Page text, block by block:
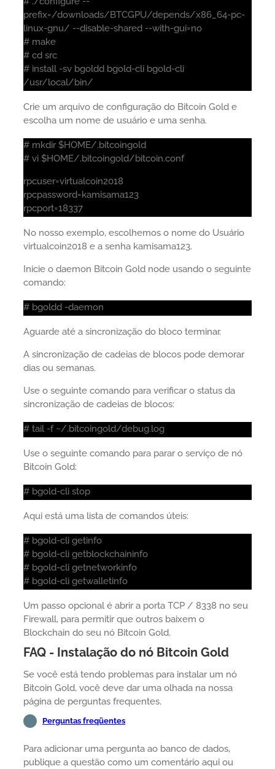
prefix=/downloads/BTCGPU/depends/x86_64-pc-
linux-gnu/ --disable-shared --with-gui=no
# make
# cd src
# install -sv bgoldd bgold-cli bgold-cli
/usr/local/bin/
Crie um arquivo de configuração do Bitcoin Gold e
escolha um nome de usuário e uma senha.
# mkdir $HOME/.bitcoingold
# vi $HOME/.bitcoingold/bitcoin.conf
rpcuser=virtualcoin2018
rpcpassword=kamisama123
rpcport=18337
No nosso exemplo, escolhemos o nome do Usuário
virtualcoin2018 e a senha kamisama123.
Inicie o daemon Bitcoin Gold node usando o seguinte
comando:
# bgoldd -daemon
Aguarde até a sincronização do bloco terminar.
A sincronização de cadeias de blocos pode demorar
dias ou semanas.
Use o seguinte comando para verificar o status da
sincronização de cadeias de blocos:
# tail -f ~/.bitcoingold/debug.log
Use o seguinte comando para parar o serviço de nó
Bitcoin Gold:
# bgold-cli stop
Aqui está uma lista de comandos úteis:
# bgold-cli getinfo
# bgold-cli getblockchaininfo
# bgold-cli getnetworkinfo
# bgold-cli getwalletinfo
Um passo opcional é abrir a porta TCP / 8338 no seu
Firewall, para permitir que outros baixem o
Blockchain do seu nó Bitcoin Gold.
FAQ - Instalação do nó Bitcoin Gold
Se você está tendo problemas para instalar um nó
Bitcoin Gold, você deve dar uma olhada na nossa
página de perguntas frequentes.
Perguntas freqüentes
Para adicionar uma pergunta ao banco de dados,
publique a questão como um comentário aqui ou